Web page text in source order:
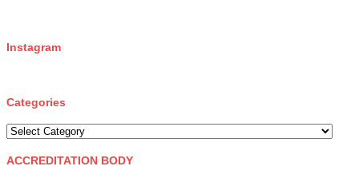
Instagram
Categories
Categories
ACCREDITATION BODY